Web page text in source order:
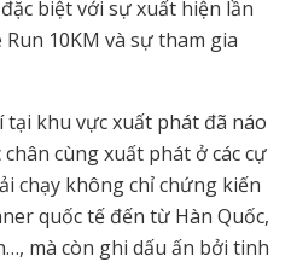
biệt với sự xuất hiện lần
10KM và sự tham gia
khu vực xuất phát đã náo
cùng xuất phát ở các cự
chạy không chỉ chứng kiến
quốc tế đến từ Hàn Quốc,
mà còn ghi dấu ấn bởi tinh